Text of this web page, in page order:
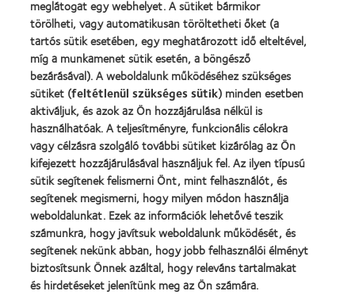
MyDay™
és
Gyengénlátók
Országos
Szövetsége
2019
Termékeink
Találja meg a lencséjét
Kontaktlencse-technológia
Kontaktlencsék és a látás
Új viselő
Tapasztalt viselő
Blog
meglátogat egy webhelyet. A sütiket bármikor
törölheti, vagy automatikusan töröltetheti őket (a
tartós sütik esetében, egy meghatározott idő elteltével,
míg a munkamenet sütik esetén, a böngésző
bezárásával). A weboldalunk működéséhez szükséges
sütiket (feltétlenül szükséges sütik) minden esetben
aktiváljuk, és azok az Ön hozzájárulása nélkül is
használhatóak. A teljesítményre, funkcionális célokra
vagy célzásra szolgáló további sütiket kizárólag az Ön
kifejezett hozzájárulásával használjuk fel. Az ilyen típusú
sütik segítenek felismerni Önt, mint felhasználót, és
segítenek megismerni, hogy milyen módon használja
weboldalunkat. Ezek az információk lehetővé teszik
számunkra, hogy javítsuk weboldalunk működését, és
segítenek nekünk abban, hogy jobb felhasználói élményt
biztosítsunk Önnek azáltal, hogy releváns tartalmakat
és hirdetéseket jelenítünk meg az Ön számára.